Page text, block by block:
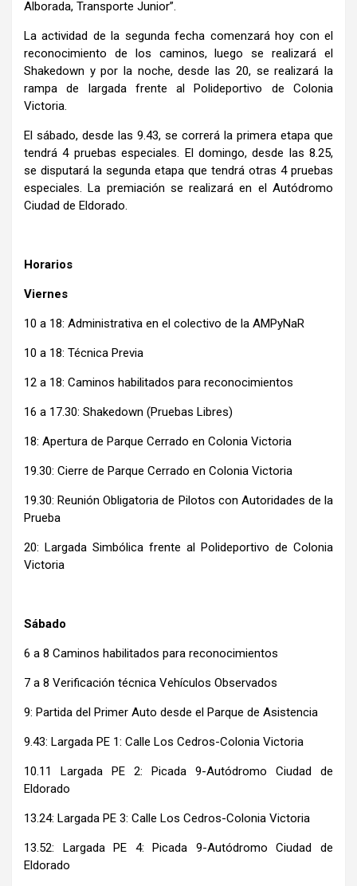
Alborada, Transporte Junior”.
La actividad de la segunda fecha comenzará hoy con el
reconocimiento de los caminos, luego se realizará el
Shakedown y por la noche, desde las 20, se realizará la
rampa de largada frente al Polideportivo de Colonia
Victoria.
El sábado, desde las 9.43, se correrá la primera etapa que
tendrá 4 pruebas especiales. El domingo, desde las 8.25,
se disputará la segunda etapa que tendrá otras 4 pruebas
especiales. La premiación se realizará en el Autódromo
Ciudad de Eldorado.
Horarios
Viernes
10 a 18: Administrativa en el colectivo de la AMPyNaR
10 a 18: Técnica Previa
12 a 18: Caminos habilitados para reconocimientos
16 a 17.30: Shakedown (Pruebas Libres)
18: Apertura de Parque Cerrado en Colonia Victoria
19.30: Cierre de Parque Cerrado en Colonia Victoria
19.30: Reunión Obligatoria de Pilotos con Autoridades de la
Prueba
20: Largada Simbólica frente al Polideportivo de Colonia
Victoria
Sábado
6 a 8 Caminos habilitados para reconocimientos
7 a 8 Verificación técnica Vehículos Observados
9: Partida del Primer Auto desde el Parque de Asistencia
9.43: Largada PE 1: Calle Los Cedros-Colonia Victoria
10.11 Largada PE 2: Picada 9-Autódromo Ciudad de
Eldorado
13.24: Largada PE 3: Calle Los Cedros-Colonia Victoria
13.52: Largada PE 4: Picada 9-Autódromo Ciudad de
Eldorado